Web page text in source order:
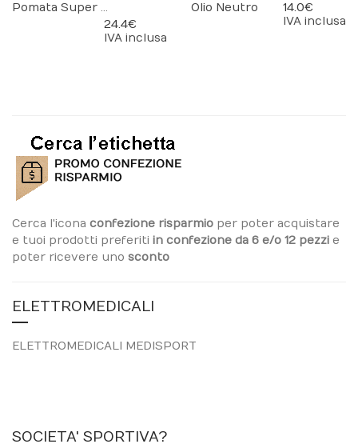
Pomata Super Sport
24.4 €
IVA inclusa
Olio Neutro
14.0 €
IVA inclusa
Cerca l'icona confezione risparmio per poter acquistare
e tuoi prodotti preferiti in confezione da 6 e/o 12 pezzi e
poter ricevere uno sconto
ELETTROMEDICALI
ELETTROMEDICALI MEDISPORT
SOCIETA' SPORTIVA?